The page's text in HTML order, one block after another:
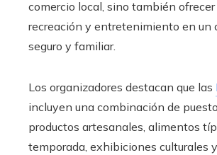
comercio local, sino también
recreación y entretenimiento en un
seguro y familiar.
Los organizadores destacan que las
incluyen una combinación de
productos artesanales, alimentos
temporada, exhibiciones culturales